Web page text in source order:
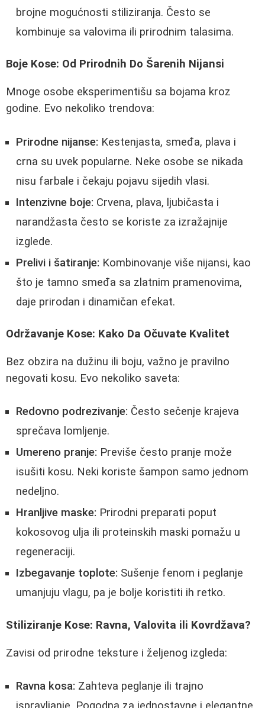
brojne mogućnosti stiliziranja. Često se
kombinuje sa valovima ili prirodnim talasima.
Boje Kose: Od Prirodnih Do Šarenih Nijansi
Mnoge osobe eksperimentišu sa bojama kroz
godine. Evo nekoliko trendova:
Prirodne nijanse: Kestenjasta, smeđa, plava i
crna su uvek popularne. Neke osobe se nikada
nisu farbale i čekaju pojavu sijedih vlasi.
Intenzivne boje: Crvena, plava, ljubičasta i
narandžasta često se koriste za izražajnije
izglede.
Prelivi i šatiranje: Kombinovanje više nijansi, kao
što je tamno smeđa sa zlatnim pramenovima,
daje prirodan i dinamičan efekat.
Održavanje Kose: Kako Da Očuvate Kvalitet
Bez obzira na dužinu ili boju, važno je pravilno
negovati kosu. Evo nekoliko saveta:
Redovno podrezivanje: Često sečenje krajeva
sprečava lomljenje.
Umereno pranje: Previše često pranje može
isušiti kosu. Neki koriste šampon samo jednom
nedeljno.
Hranljive maske: Prirodni preparati poput
kokosovog ulja ili proteinskih maski pomažu u
regeneraciji.
Izbegavanje toplote: Sušenje fenom i peglanje
umanjuju vlagu, pa je bolje koristiti ih retko.
Stiliziranje Kose: Ravna, Valovita ili Kovrdžava?
Zavisi od prirodne teksture i željenog izgleda:
Ravna kosa: Zahteva peglanje ili trajno